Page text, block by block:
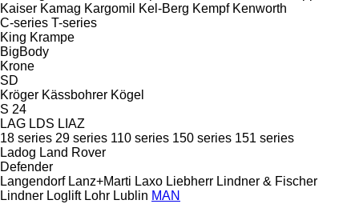
Kaiser Kamag Kargomil Kel-Berg Kempf Kenworth
C-series T-series
King Krampe
BigBody
Krone
SD
Kröger Kässbohrer Kögel
S 24
LAG LDS LIAZ
18 series 29 series 110 series 150 series 151 series
Ladog Land Rover
Defender
Langendorf Lanz+Marti Laxo Liebherr Lindner & Fischer
Lindner Loglift Lohr Lublin MAN